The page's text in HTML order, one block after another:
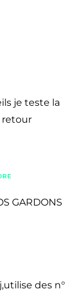
je teste la
retour
GARDONS
des n°